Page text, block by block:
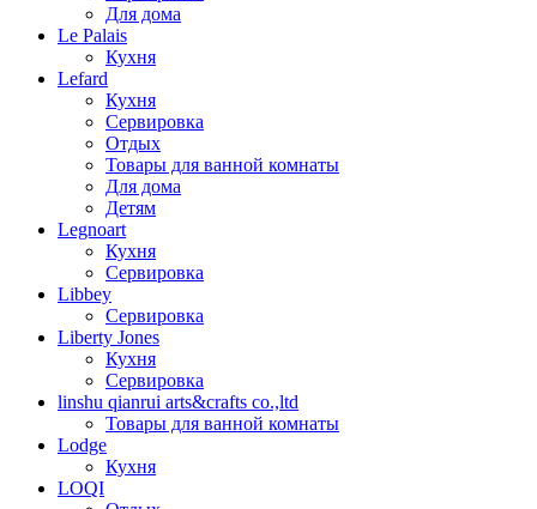
Для дома
Le Palais
Кухня
Lefard
Кухня
Сервировка
Отдых
Товары для ванной комнаты
Для дома
Детям
Legnoart
Кухня
Сервировка
Libbey
Сервировка
Liberty Jones
Кухня
Сервировка
linshu qianrui arts&crafts co.,ltd
Товары для ванной комнаты
Lodge
Кухня
LOQI